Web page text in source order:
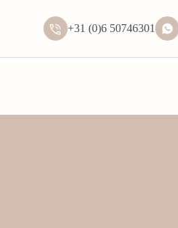
+31 (0)6 50746301